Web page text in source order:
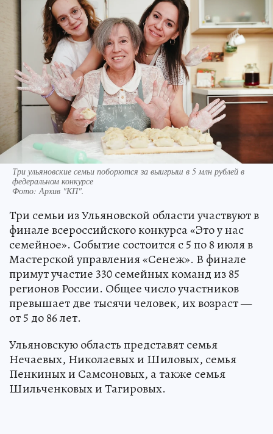
Три ульяновские семьи поборются за выигрыш в 5 млн рублей в
федеральном конкурсе
Фото: Архив "КП".
Три семьи из Ульяновской области участвуют в
финале всероссийского конкурса «Это у нас
семейное». Событие состоится с 5 по 8 июля в
Мастерской управления «Сенеж». В финале
примут участие 330 семейных команд из 85
регионов России. Общее число участников
превышает две тысячи человек, их возраст —
от 5 до 86 лет.
Ульяновскую область представят семья
Нечаевых, Николаевых и Шиловых, семья
Пенкиных и Самсоновых, а также семья
Шильченковых и Тагировых.